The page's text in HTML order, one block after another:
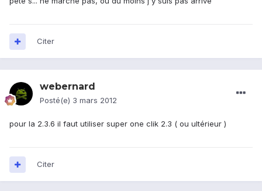
Citer
webernard
Posté(e) 3 mars 2012
pour la 2.3.6 il faut utiliser super one clik 2.3 ( ou ultérieur )
Citer